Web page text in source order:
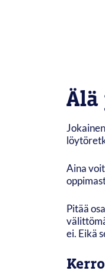
Aina
Pitää
ei. Eikä